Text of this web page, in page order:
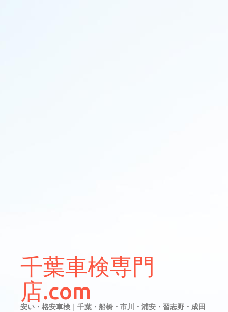
content千葉車検専門
店.com
安い・格安車検｜千葉・船橋・市川・浦安・習志野・成田